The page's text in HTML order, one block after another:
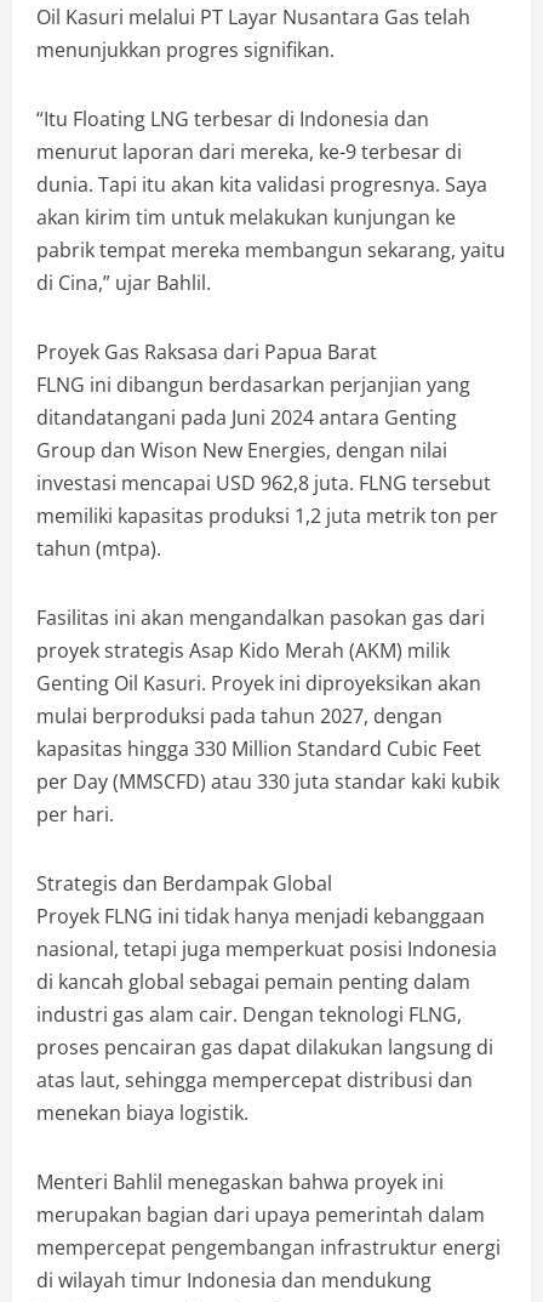
Oil Kasuri melalui PT Layar Nusantara Gas telah
menunjukkan progres signifikan.
“Itu Floating LNG terbesar di Indonesia dan
menurut laporan dari mereka, ke-9 terbesar di
dunia. Tapi itu akan kita validasi progresnya. Saya
akan kirim tim untuk melakukan kunjungan ke
pabrik tempat mereka membangun sekarang, yaitu
di Cina,” ujar Bahlil.
Proyek Gas Raksasa dari Papua Barat
FLNG ini dibangun berdasarkan perjanjian yang
ditandatangani pada Juni 2024 antara Genting
Group dan Wison New Energies, dengan nilai
investasi mencapai USD 962,8 juta. FLNG tersebut
memiliki kapasitas produksi 1,2 juta metrik ton per
tahun (mtpa).
Fasilitas ini akan mengandalkan pasokan gas dari
proyek strategis Asap Kido Merah (AKM) milik
Genting Oil Kasuri. Proyek ini diproyeksikan akan
mulai berproduksi pada tahun 2027, dengan
kapasitas hingga 330 Million Standard Cubic Feet
per Day (MMSCFD) atau 330 juta standar kaki kubik
per hari.
Strategis dan Berdampak Global
Proyek FLNG ini tidak hanya menjadi kebanggaan
nasional, tetapi juga memperkuat posisi Indonesia
di kancah global sebagai pemain penting dalam
industri gas alam cair. Dengan teknologi FLNG,
proses pencairan gas dapat dilakukan langsung di
atas laut, sehingga mempercepat distribusi dan
menekan biaya logistik.
Menteri Bahlil menegaskan bahwa proyek ini
merupakan bagian dari upaya pemerintah dalam
mempercepat pengembangan infrastruktur energi
di wilayah timur Indonesia dan mendukung